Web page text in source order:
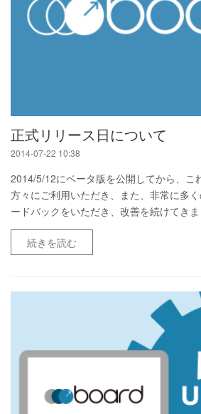
正式リリース日について
2014-07-22 10:38
2014/5/12にベータ版を公開してから、こ
方々にご利用いただき、また、非常に多
ードバックをいただき、改善を続けてきま
続きを読む